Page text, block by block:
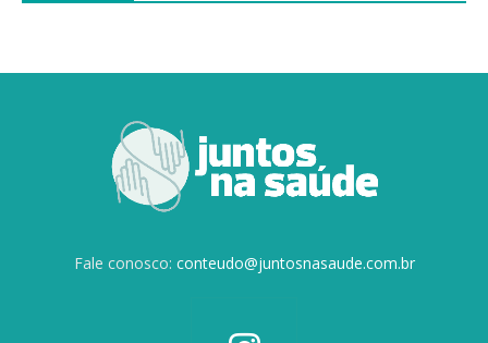
Fale conosco: conteudo@juntosnasaude.com.br